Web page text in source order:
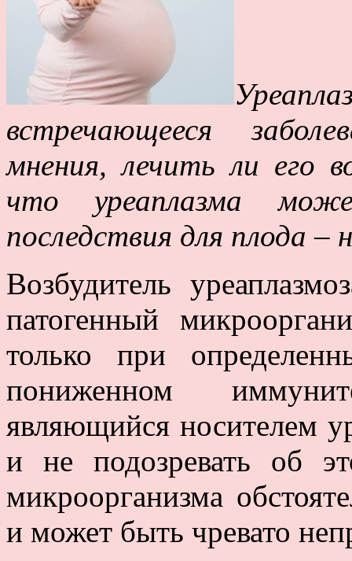
встречающееся
мнения, лечить ли его
что уреаплазма
последствия для плода –
Возбудитель
патогенный
только при
пониженном
являющийся носителем
и не подозревать об
микроорганизма
и может быть чревато